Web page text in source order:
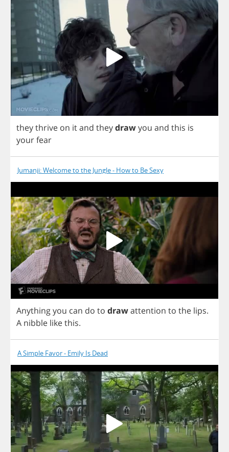
theythrive on itand theydrawyou and this is
yourfear
Jumanji: Welcome to the Jungle - How to Be Sexy
Anythingyou can do to drawattention to the lips.
A nibble likethis.
A Simple Favor - Emily Is Dead